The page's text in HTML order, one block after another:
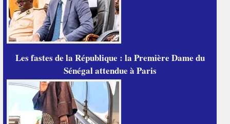
Les fastes de la République : la Première Dame du
Sénégal attendue à Paris